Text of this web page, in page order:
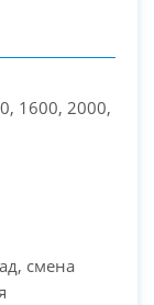
1600, 2000,
смена